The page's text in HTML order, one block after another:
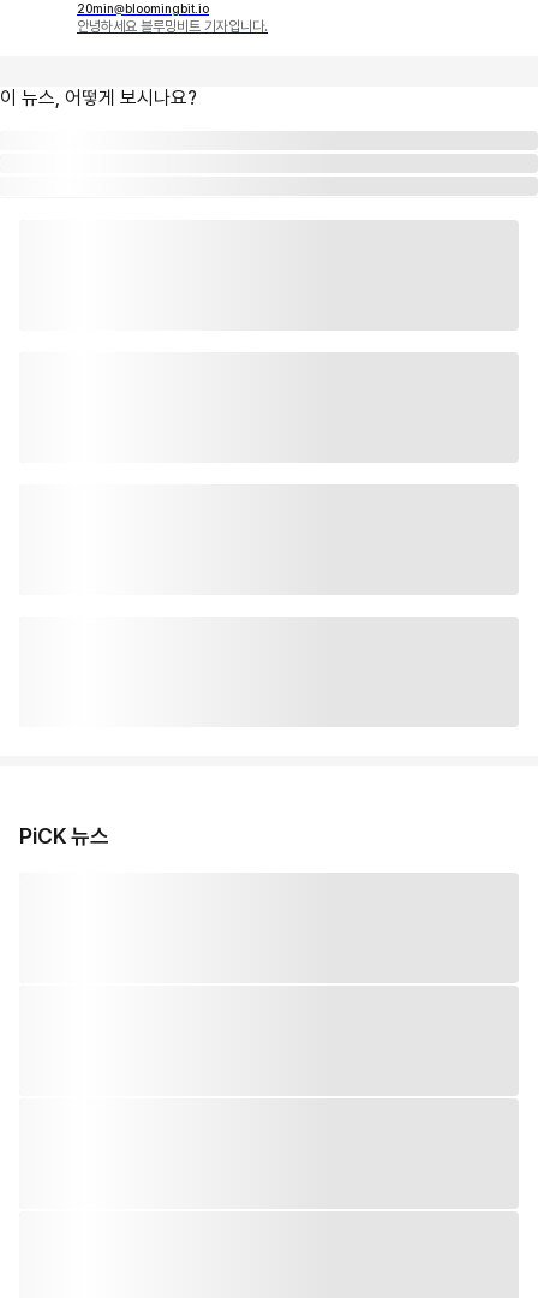
20min@bloomingbit.io
안녕하세요 블루밍비트 기자입니다.
이 뉴스, 어떻게 보시나요?
PiCK 뉴스